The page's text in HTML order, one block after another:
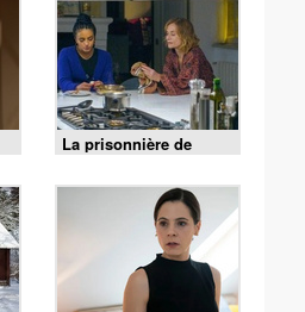
La prisonnière de
Bordeaux